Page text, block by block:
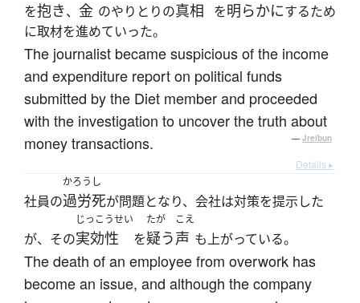
を抱き、 金 のやりとりの真相 を明らかにするため
に取材を進めていった。
The journalist became suspicious of the income
and expenditure report on political funds
submitted by the Diet member and proceeded
with the investigation to uncover the truth about
money transactions.
— Jreibun
Details ▸
社員の
かろうし
過労死が問題となり、会社は対策を提示した
が、その
じっこうせい
実効性 を
たが
疑う
こえ
声 も上がっている。
The death of an employee from overwork has
become an issue, and although the company